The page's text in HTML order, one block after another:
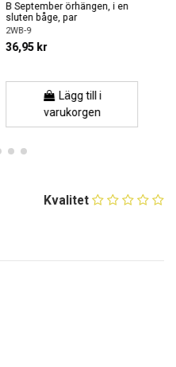
B September örhängen, i en
sluten båge, par
2WB-9
36,95 kr
Lägg till i
varukorgen
Kvalitet